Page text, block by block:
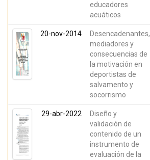
educadores
acuáticos
20-nov-2014
Desencadenantes,
mediadores y
consecuencias de
la motivación en
deportistas de
salvamento y
socorrismo
29-abr-2022
Diseño y
validación de
contenido de un
instrumento de
evaluación de la